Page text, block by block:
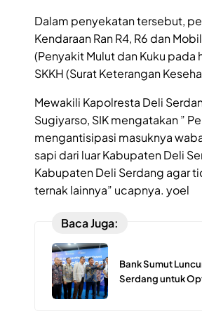
Dalam penyekatan tersebut,
Kendaraan Ran R4, R6 dan
(Penyakit Mulut dan Kuku
SKKH (Surat Keterangan
Mewakili Kapolresta Deli
Sugiyarso, SIK mengatakan ”
mengantisipasi masuknya
sapi dari luar Kabupaten Deli
Kabupaten Deli Serdang agar
ternak lainnya” ucapnya. yoel
Baca Juga:
Bank Sumut
Serdang untuk